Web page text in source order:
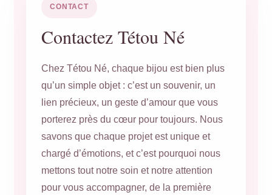
CONTACT
Contactez Tétou Né
Chez Tétou Né, chaque bijou est bien plus
qu’un simple objet : c’est un souvenir, un
lien précieux, un geste d’amour que vous
porterez près du cœur pour toujours. Nous
savons que chaque projet est unique et
chargé d’émotions, et c’est pourquoi nous
mettons tout notre soin et notre attention
pour vous accompagner, de la première